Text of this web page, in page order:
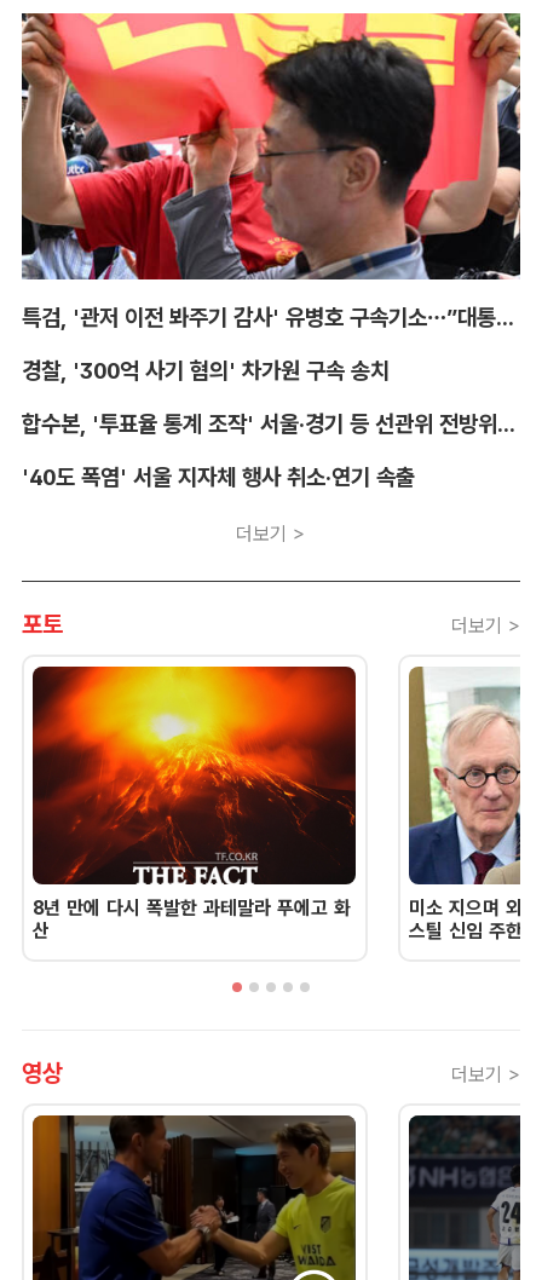
특검, '관저 이전 봐주기 감사' 유병호 구속기소…”대통령실 청탁받아“
경찰, '300억 사기 혐의' 차가원 구속 송치
합수본, '투표율 통계 조작' 서울·경기 등 선관위 전방위 압수수색
'40도 폭염' 서울 지자체 행사 취소·연기 속출
더보기 >
포토 더보기 >
8년 만에 다시 폭발한 과테말라 푸에고 화
산
미소 지으며 외
스틸 신임 주한
영상 더보기 >